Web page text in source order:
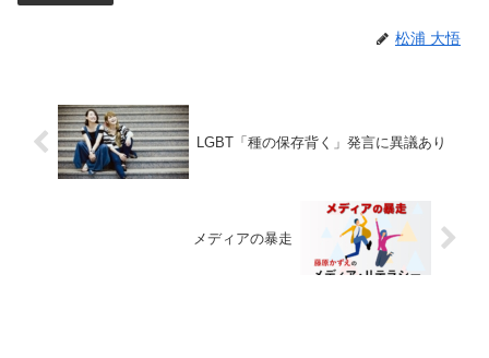
松浦 大悟
LGBT「種の保存背く」発言に異議あり
メディアの暴走